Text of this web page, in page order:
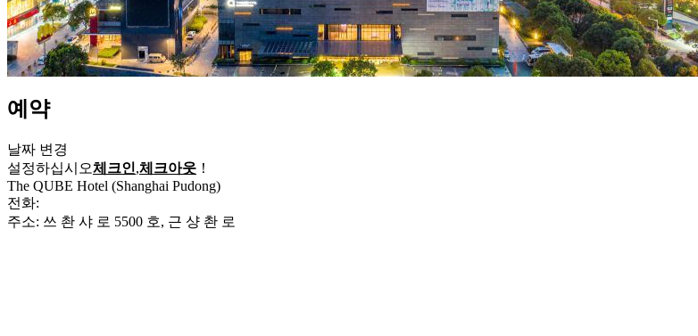
예약
날짜 변경
설정하십시오체크인,체크아웃 ！
The QUBE Hotel (Shanghai Pudong)
전화:
주소: 쓰 촨 샤 로 5500 호, 근 샹 촨 로